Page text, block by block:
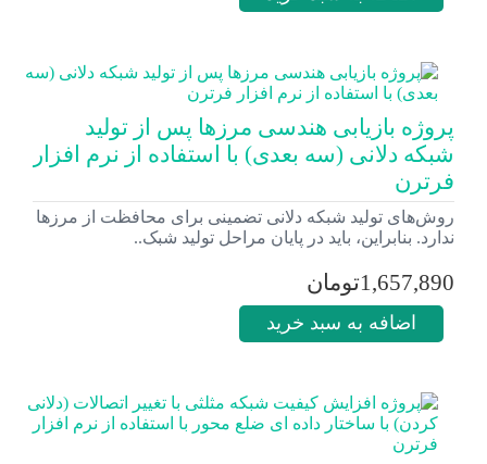
پروژه بازیابی هندسی مرزها پس از تولید
شبکه دلانی (سه بعدی) با استفاده از نرم افزار
فرترن
روش‌­های تولید شبکه دلانی تضمینی برای محافظت از مرزها
ندارد. بنابراین، باید در پایان مراحل تولید شبک..
1,657,890تومان
اضافه به سبد خرید